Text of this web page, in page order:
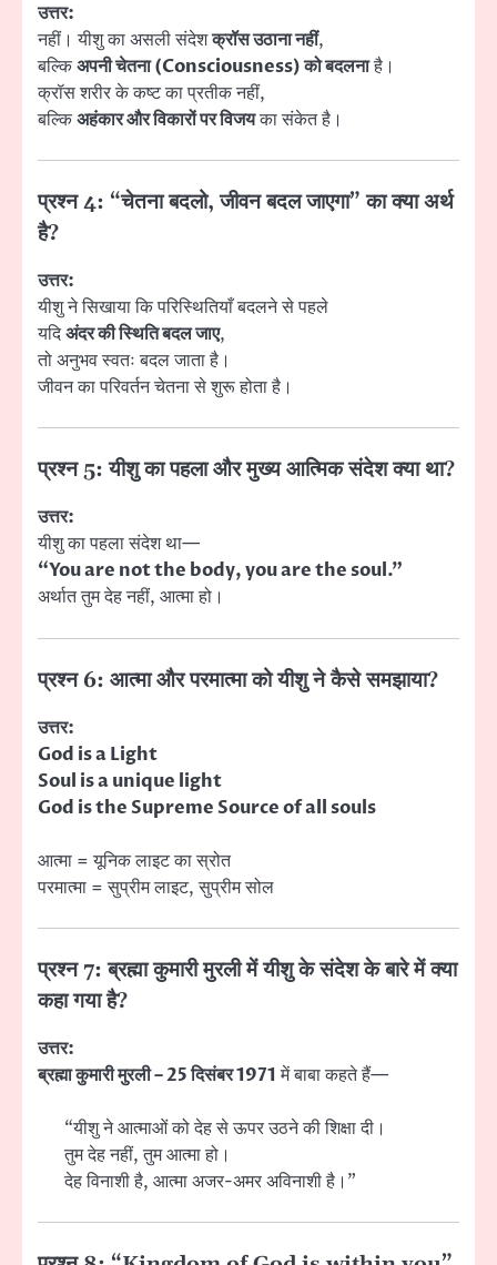
उत्तर:
नहीं। यीशु का असली संदेशक्रॉस उठाना नहीं,
बल्किअपनी चेतना (Consciousness) को बदलनाहै।
क्रॉस शरीर के कष्ट का प्रतीक नहीं,
बल्किअहंकार और विकारों पर विजयका संकेत है।
प्रश्न 4: “चेतना बदलो, जीवन बदल जाएगा” का क्या अर्थ
है?
उत्तर:
यीशु ने सिखाया कि परिस्थितियाँ बदलने से पहले
यदिअंदर की स्थिति बदल जाए,
तो अनुभव स्वतः बदल जाता है।
जीवन का परिवर्तन चेतना से शुरू होता है।
प्रश्न 5: यीशु का पहला और मुख्य आत्मिक संदेश क्या था?
उत्तर:
यीशु का पहला संदेश था—
“You are not the body, you are the soul.”
अर्थात तुम देह नहीं, आत्मा हो।
प्रश्न 6: आत्मा और परमात्मा को यीशु ने कैसे समझाया?
उत्तर:
God is a Light
Soul is a unique light
God is the Supreme Source of all souls
आत्मा = यूनिक लाइट का स्रोत
परमात्मा = सुप्रीम लाइट, सुप्रीम सोल
प्रश्न 7: ब्रह्मा कुमारी मुरली में यीशु के संदेश के बारे में क्या
कहा गया है?
उत्तर:
ब्रह्मा कुमारी मुरली – 25 दिसंबर 1971 में बाबा कहते हैं—
“यीशु ने आत्माओं को देह से ऊपर उठने की शिक्षा दी।
तुम देह नहीं, तुम आत्मा हो।
देह विनाशी है, आत्मा अजर-अमर अविनाशी है।”